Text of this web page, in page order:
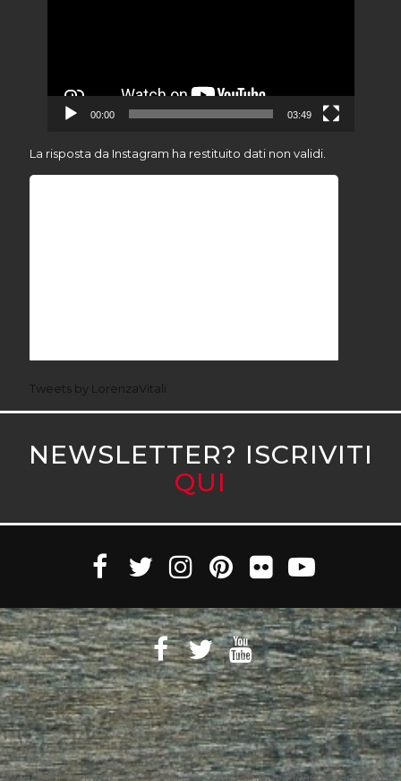
00:00 03:49
La risposta da Instagram ha restituito dati non validi.
Tweets by LorenzaVitali
NEWSLETTER? ISCRIVITI
QUI
Witaly S.r.l. © 2011-2023 All rights reserved Partita Iva 10890471005 Witaly